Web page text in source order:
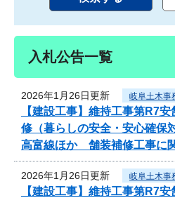
入札公告一覧
2026年1月26日更新 岐阜土木事
【建設工事】維持工事第R7
修（暮らしの安全・安心確保
高富線ほか 舗装補修工事に
2026年1月26日更新 岐阜土木事
【建設工事】維持工事第